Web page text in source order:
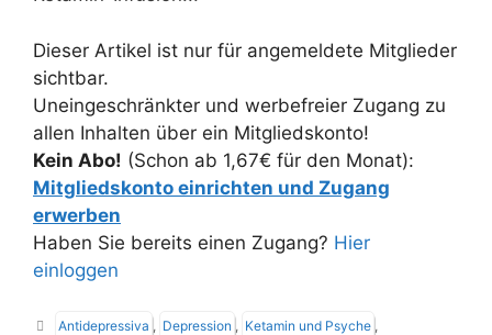
Dieser Artikel ist nur für angemeldete Mitglieder
sichtbar.
Uneingeschränkter und werbefreier Zugang zu
allen Inhalten über ein Mitgliedskonto!
Kein Abo! (Schon ab 1,67€ für den Monat):
Mitgliedskonto einrichten und Zugang
erwerben
Haben Sie bereits einen Zugang? Hier
einloggen
Schlagwörter
Antidepressiva Depression Ketamin und Psyche